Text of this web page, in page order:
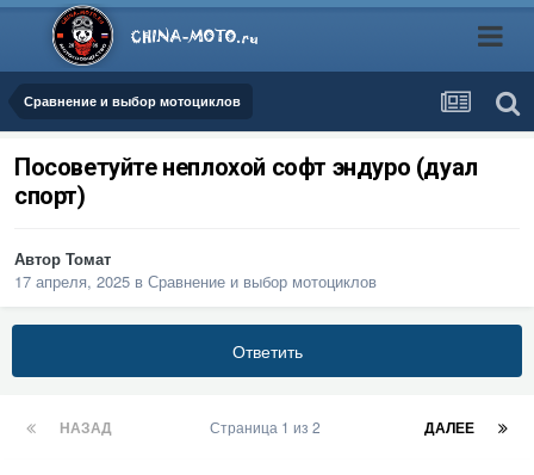
Сравнение и выбор мотоциклов
Посоветуйте неплохой софт эндуро (дуал
спорт)
Автор Томат
17 апреля, 2025 в Сравнение и выбор мотоциклов
Ответить
НАЗАД ДАЛЕЕ
Страница 1 из 2